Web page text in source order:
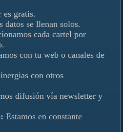
es gratis.
datos se llenan solos.
cada cartel por
con tu web o canales de
con otros
difusión ví­a newsletter y
Estamos en constante